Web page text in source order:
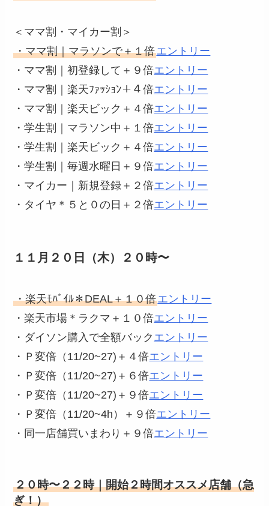
＜ママ割・マイカー割＞
・ママ割｜マラソンで＋１倍エントリー
・ママ割｜初登録して＋９倍エントリー
・ママ割｜楽天ﾌｧｯｼｮﾝ＋４倍エントリー
・ママ割｜楽天ビック＋４倍エントリー
・学生割｜マラソン中＋１倍エントリー
・学生割｜楽天ビック＋４倍エントリー
・学生割｜毎週水曜日＋９倍エントリー
・マイカー｜新規登録＋２倍エントリー
・タイヤ＊５と０の日＋２倍エントリー
１１月２０日（木）２０時〜
・楽天ﾓﾊﾞｲﾙ＊DEAL＋１０倍エントリー
・楽天市場＊ラクマ＋１０倍エントリー
・ダイソン購入で全額バック エントリー
・Ｐ変倍（11/20~27)＋４倍エントリー
・Ｐ変倍（11/20~27)＋６倍エントリー
・Ｐ変倍（11/20~27)＋９倍エントリー
・Ｐ変倍（11/20~4h）＋９倍エントリー
・同一店舗買いまわり＋９倍エントリー
２０時〜２２時｜開始２時間オススメ店舗（急
ぎ！）